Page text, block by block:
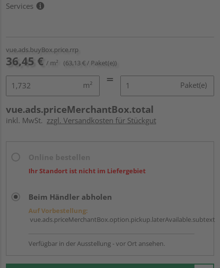
Services
vue.ads.buyBox.price.rrp
36,45 € / m² (63,13 € / Paket(e))
m² Paket(e)
vue.ads.priceMerchantBox.total
inkl. MwSt. zzgl. Versandkosten für Stückgut
Ihr Standort ist nicht im Liefergebiet
Beim Händler abholen
Auf Vorbestellung:
vue.ads.priceMerchantBox.option.pickup.laterAvailable.subtext
Verfügbar in der Ausstellung - vor Ort ansehen.